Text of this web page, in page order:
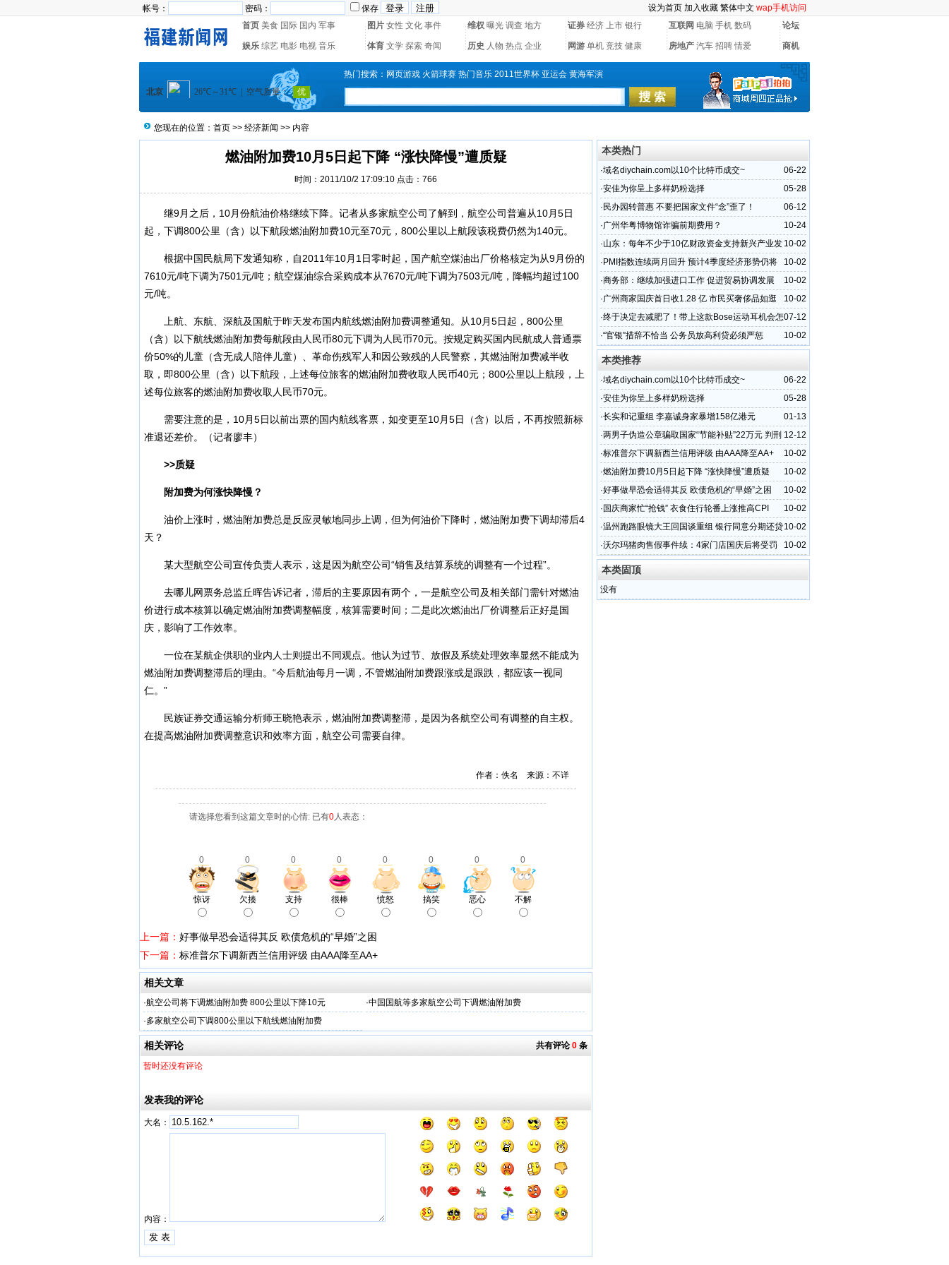
帐号： 密码： 保存 设为首页 加入收藏 繁体中文 wap手机访问
首页 美食 国际 国内 军事 图片 女性 文化 事件 维权 曝光 调查 地方 证券 经济 上市 银行 互联网 电脑 手机 数码 论坛
娱乐 综艺 电影 电视 音乐 体育 文学 探索 奇闻 历史 人物 热点 企业 网游 单机 竞技 健康 房地产 汽车 招聘 情爱 商机
热门搜索： 网页游戏 火箭球赛 热门音乐 2011世界杯 亚运会 黄海军演
您现在的位置： 首页 >> 经济新闻 >> 内容
燃油附加费10月5日起下降 “涨快降慢”遭质疑
时间：2011/10/2 17:09:10 点击：766
继9月之后，10月份航油价格继续下降。记者从多家航空公司了解到，航空公司普遍从10月5日
起，下调800公里（含）以下航段燃油附加费10元至70元，800公里以上航段该税费仍然为140元。
根据中国民航局下发通知称，自2011年10月1日零时起，国产航空煤油出厂价格核定为从9月份的
7610元/吨下调为7501元/吨；航空煤油综合采购成本从7670元/吨下调为7503元/吨，降幅均超过100
元/吨。
上航、东航、深航及国航于昨天发布国内航线燃油附加费调整通知。从10月5日起，800公里
（含）以下航线燃油附加费每航段由人民币80元下调为人民币70元。按规定购买国内民航成人普通票
价50%的儿童（含无成人陪伴儿童）、革命伤残军人和因公致残的人民警察，其燃油附加费减半收
取，即800公里（含）以下航段，上述每位旅客的燃油附加费收取人民币40元；800公里以上航段，上
述每位旅客的燃油附加费收取人民币70元。
需要注意的是，10月5日以前出票的国内航线客票，如变更至10月5日（含）以后，不再按照新标
准退还差价。（记者廖丰）
>>质疑
附加费为何涨快降慢？
油价上涨时，燃油附加费总是反应灵敏地同步上调，但为何油价下降时，燃油附加费下调却滞后4
天？
某大型航空公司宣传负责人表示，这是因为航空公司“销售及结算系统的调整有一个过程”。
去哪儿网票务总监丘晖告诉记者，滞后的主要原因有两个，一是航空公司及相关部门需针对燃油
价进行成本核算以确定燃油附加费调整幅度，核算需要时间；二是此次燃油出厂价调整后正好是国
庆，影响了工作效率。
一位在某航企供职的业内人士则提出不同观点。他认为过节、放假及系统处理效率显然不能成为
燃油附加费调整滞后的理由。“今后航油每月一调，不管燃油附加费跟涨或是跟跌，都应该一视同
仁。”
民族证券交通运输分析师王晓艳表示，燃油附加费调整滞，是因为各航空公司有调整的自主权。
在提高燃油附加费调整意识和效率方面，航空公司需要自律。
作者：佚名 来源：不详
请选择您看到这篇文章时的心情: 已有0人表态：
0 0 0 0 0 0 0 0
惊讶 欠揍 支持 很棒 愤怒 搞笑 恶心 不解
上一篇： 好事做早恐会适得其反 欧债危机的“早婚”之困
下一篇： 标准普尔下调新西兰信用评级 由AAA降至AA+
相关文章
·航空公司将下调燃油附加费 800公里以下降10元 ·中国国航等多家航空公司下调燃油附加费
·多家航空公司下调800公里以下航线燃油附加费
共有评论0 条
相关评论
暂时还没有评论
发表我的评论
大名：
内容：
本类热门
06-22
·域名diychain.com以10个比特币成交~
05-28
·安佳为你呈上多样奶粉选择
06-12
· 民办园转普惠 不要把国家文件“念”歪了！
10-24
·广州华粤博物馆诈骗前期费用？
10-02
·山东：每年不少于10亿财政资金支持新兴产业发
展
10-02
· PMI指数连续两月回升 预计4季度经济形势仍将
趋稳
10-02
·商务部：继续加强进口工作 促进贸易协调发展
10-02
·广州商家国庆首日收1.28 亿 市民买奢侈品如逛
超市
07-12
·终于决定去减肥了！带上这款Bose运动耳机会怎
样？
10-02
·“官银”措辞不恰当 公务员放高利贷必须严惩
本类推荐
06-22
·域名diychain.com以10个比特币成交~
05-28
·安佳为你呈上多样奶粉选择
01-13
·长实和记重组 李嘉诚身家暴增158亿港元
12-12
·两男子伪造公章骗取国家“节能补贴”22万元 判刑
3年
10-02
·标准普尔下调新西兰信用评级 由AAA降至AA+
10-02
·燃油附加费10月5日起下降 “涨快降慢”遭质疑
10-02
·好事做早恐会适得其反 欧债危机的“早婚”之困
10-02
· 国庆商家忙“抢钱” 衣食住行轮番上涨推高CPI
10-02
·温州跑路眼镜大王回国谈重组 银行同意分期还贷
10-02
·沃尔玛猪肉售假事件续：4家门店国庆后将受罚
本类固顶
没有